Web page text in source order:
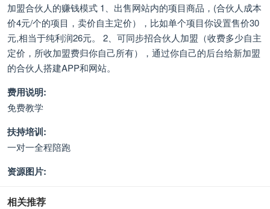
加盟合伙人的赚钱模式 1、出售网站内的项目商品，(合伙人成本
价4元/个的项目，卖价自主定价），比如单个项目你设置售价30
元,相当于纯利润26元。 2、可同步招合伙人加盟（收费多少自主
定价，所收加盟费归你自己所有），通过你自己的后台给新加盟
的合伙人搭建APP和网站。
费用说明:
免费教学
扶持培训:
一对一全程陪跑
资源图片:
相关推荐